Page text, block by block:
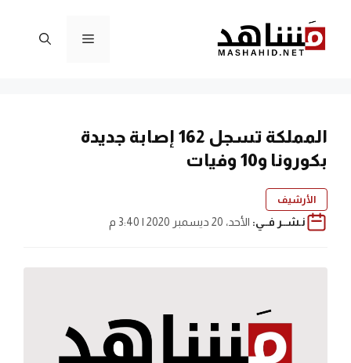
المحتوى
القائمة
المملكة تسجل 162 إصابة جديدة
بكورونا و10 وفيات
الأرشيف
نـشــر فــي: الأحد، 20 ديسمبر 2020 | 3:40 م